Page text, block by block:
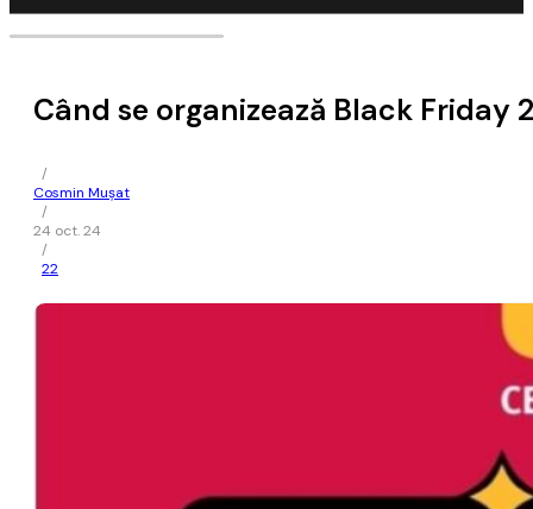
Când se organizează Black Friday
/
Cosmin Mușat
/
24 oct. 24
/
22